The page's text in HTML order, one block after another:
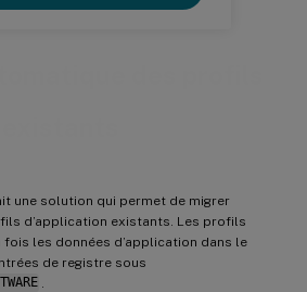
une solution qui permet de migrer
d’application existants. Les profils
fois les données d’application dans le
de registre sous